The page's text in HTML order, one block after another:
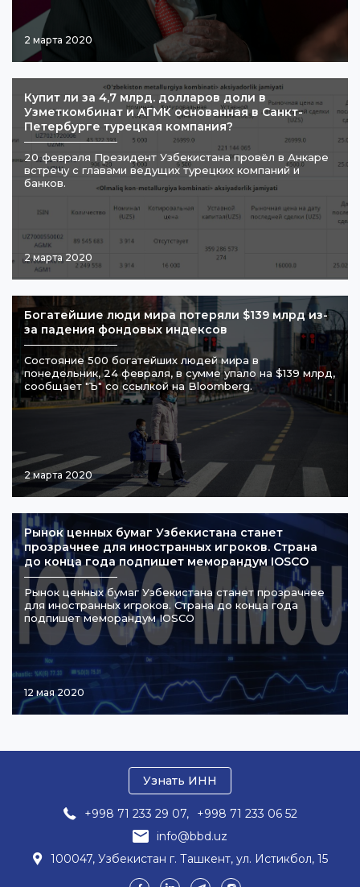
2 марта 2020
​Купит ли за 4,7 млрд. долларов доли в
Узметкомбинат и АГМК основанная в Санкт-
Петербурге турецкая компания?
20 февраля Президент Узбекистана провёл в Анкаре
встречу с главами ведущих турецких компаний и
банков.
2 марта 2020
Богатейшие люди мира потеряли $139 млрд из-
за падения фондовых индексов
Состояние 500 богатейших людей мира в
понедельник, 24 февраля, в сумме упало на $139 млрд,
сообщает "Ъ" со ссылкой на Bloomberg.
2 марта 2020
Рынок ценных бумаг Узбекистана станет
прозрачнее для иностранных игроков. Страна
до конца года подпишет меморандум IOSCO
Рынок ценных бумаг Узбекистана станет прозрачнее
для иностранных игроков. Страна до конца года
подпишет меморандум IOSCO
12 мая 2020
Узнать ИНН
+998 71 233 29 07,
+998 71 233 06 52
info@bbd.uz
100047, Узбекистан г. Ташкент, ул. Истикбол, 15